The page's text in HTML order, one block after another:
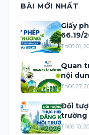
BÀI MỚI NHẤT
Giấy
66.19/
Th08 01,
Quan
nội
Th06 27,
Đối
trường
Th06 10,